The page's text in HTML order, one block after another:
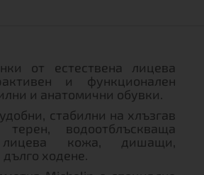
от естествена лицева
и функционален
и анатомични обувки.
стабилни на хлъзгав
водоотблъскваща
лицева кожа, дишащи,
ходене.